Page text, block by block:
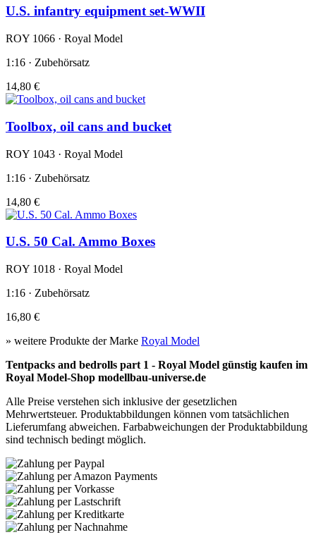
U.S. infantry equipment set-WWII
ROY 1066 · Royal Model
1:16 · Zubehörsatz
14,80 €
Toolbox, oil cans and bucket
ROY 1043 · Royal Model
1:16 · Zubehörsatz
14,80 €
U.S. 50 Cal. Ammo Boxes
ROY 1018 · Royal Model
1:16 · Zubehörsatz
16,80 €
» weitere Produkte der Marke Royal Model
Tentpacks and bedrolls part 1 - Royal Model günstig kaufen im
Royal Model-Shop modellbau-universe.de
Alle Preise verstehen sich inklusive der gesetzlichen
Mehrwertsteuer. Produktabbildungen können vom tatsächlichen
Lieferumfang abweichen. Farbabweichungen der Produktabbildung
sind technisch bedingt möglich.